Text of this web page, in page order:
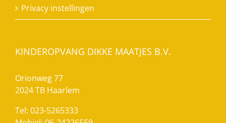
Privacy instellingen
KINDEROPVANG DIKKE MAATJES B.V.
Orionweg 77
2024 TB Haarlem
Tel: 023-5265333